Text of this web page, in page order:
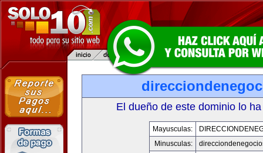
El dueño de este dominio lo
Mayusculas:
Minusculas: